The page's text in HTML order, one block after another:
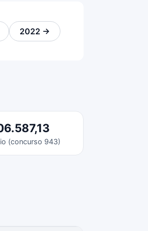
2022 →
(concurso 943)